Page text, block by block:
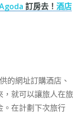
訂房去！ 酒店
的網址訂購酒店、
就可以讓旅人在旅
。在計劃下次旅行